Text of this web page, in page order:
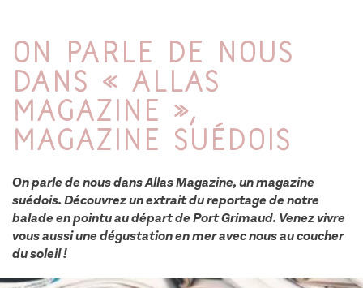
On parle de nous
dans « ALLAS
MAGAZINE »,
Magazine suédois
On parle de nous dans Allas Magazine, un magazine
suédois. Découvrez un extrait du reportage de notre
balade en pointu au départ de Port Grimaud. Venez vivre
vous aussi une dégustation en mer avec nous au coucher
du soleil !